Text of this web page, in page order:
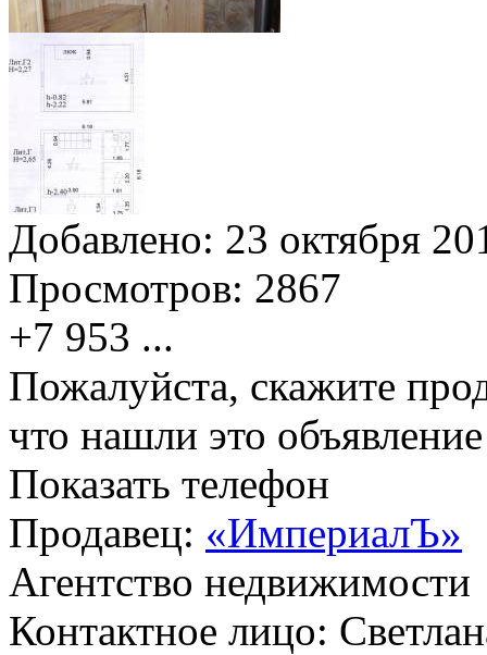
Добавлено: 23 октября
Просмотров: 2867
+7 953 ...
Пожалуйста, скажите
что нашли это
Показать телефон
Продавец: «ИмпериалЪ»
Агентство недвижимости
Контактное лицо: